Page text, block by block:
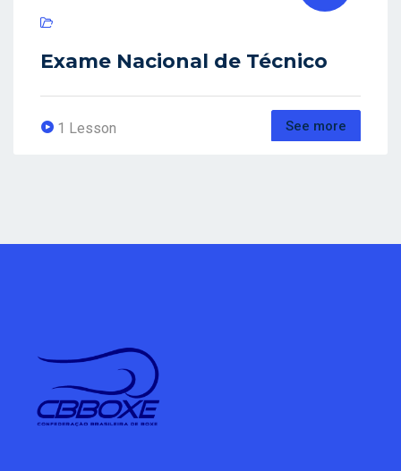
Exame Nacional de Técnico
1 Lesson See more